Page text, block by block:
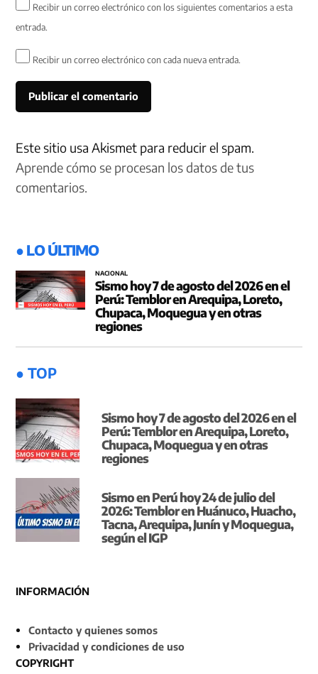
Recibir un correo electrónico con los siguientes comentarios a esta
entrada.
Recibir un correo electrónico con cada nueva entrada.
Este sitio usa Akismet para reducir el spam.
Aprende cómo se procesan los datos de tus
comentarios.
● LO ÚLTIMO
NACIONAL
Sismo hoy 7 de agosto del 2026 en el
Perú: Temblor en Arequipa, Loreto,
Chupaca, Moquegua y en otras
regiones
● TOP
Sismo hoy 7 de agosto del 2026 en el
Perú: Temblor en Arequipa, Loreto,
Chupaca, Moquegua y en otras
regiones
Sismo en Perú hoy 24 de julio del
2026: Temblor en Huánuco, Huacho,
Tacna, Arequipa, Junín y Moquegua,
según el IGP
INFORMACIÓN
Contacto y quienes somos
Privacidad y condiciones de uso
COPYRIGHT